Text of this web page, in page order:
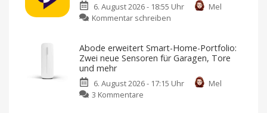
6. August 2026 - 18:55 Uhr
Mel
Kommentar schreiben
zurück:
iMessage
Android
Abode erweitert Smart-Home-Portfolio:
Zwei neue Sensoren für Garagen, Tore
und mehr
6. August 2026 - 17:15 Uhr
Mel
3 Kommentare